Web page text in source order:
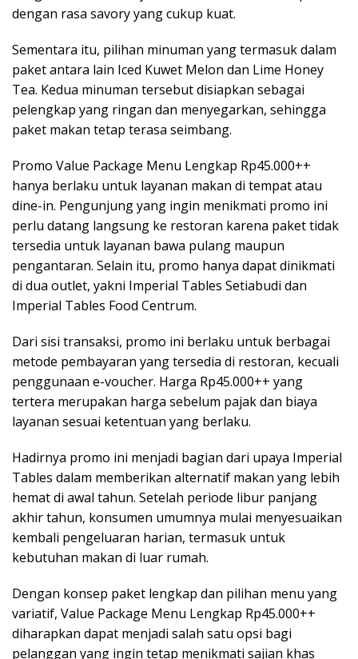
dengan rasa savory yang cukup kuat.
Sementara itu, pilihan minuman yang termasuk dalam
paket antara lain Iced Kuwet Melon dan Lime Honey
Tea. Kedua minuman tersebut disiapkan sebagai
pelengkap yang ringan dan menyegarkan, sehingga
paket makan tetap terasa seimbang.
Promo Value Package Menu Lengkap Rp45.000++
hanya berlaku untuk layanan makan di tempat atau
dine-in. Pengunjung yang ingin menikmati promo ini
perlu datang langsung ke restoran karena paket tidak
tersedia untuk layanan bawa pulang maupun
pengantaran. Selain itu, promo hanya dapat dinikmati
di dua outlet, yakni Imperial Tables Setiabudi dan
Imperial Tables Food Centrum.
Dari sisi transaksi, promo ini berlaku untuk berbagai
metode pembayaran yang tersedia di restoran, kecuali
penggunaan e-voucher. Harga Rp45.000++ yang
tertera merupakan harga sebelum pajak dan biaya
layanan sesuai ketentuan yang berlaku.
Hadirnya promo ini menjadi bagian dari upaya Imperial
Tables dalam memberikan alternatif makan yang lebih
hemat di awal tahun. Setelah periode libur panjang
akhir tahun, konsumen umumnya mulai menyesuaikan
kembali pengeluaran harian, termasuk untuk
kebutuhan makan di luar rumah.
Dengan konsep paket lengkap dan pilihan menu yang
variatif, Value Package Menu Lengkap Rp45.000++
diharapkan dapat menjadi salah satu opsi bagi
pelanggan yang ingin tetap menikmati sajian khas